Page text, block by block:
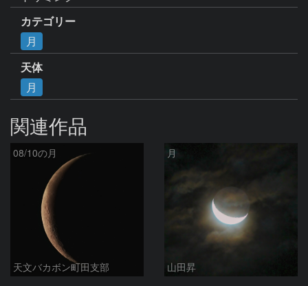
カテゴリー
月
天体
月
関連作品
08/10の月
天文バカボン町田支部
月
山田昇